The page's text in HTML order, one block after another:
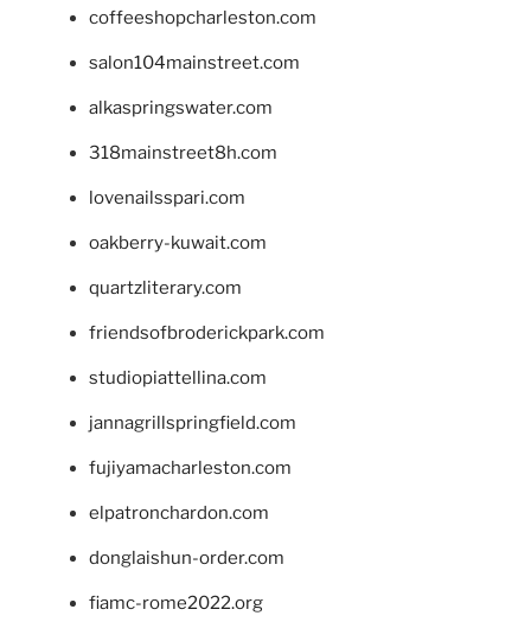
coffeeshopcharleston.com
salon104mainstreet.com
alkaspringswater.com
318mainstreet8h.com
lovenailsspari.com
oakberry-kuwait.com
quartzliterary.com
friendsofbroderickpark.com
studiopiattellina.com
jannagrillspringfield.com
fujiyamacharleston.com
elpatronchardon.com
donglaishun-order.com
fiamc-rome2022.org